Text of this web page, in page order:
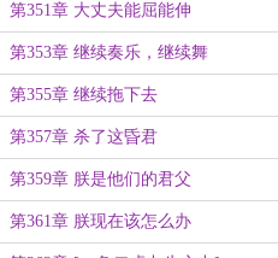
第351章 大丈夫能屈能伸
第353章 继续奏乐，继续舞
第355章 继续拖下去
第357章 杀了这昏君
第359章 朕是他们的君父
第361章 朕现在该怎么办